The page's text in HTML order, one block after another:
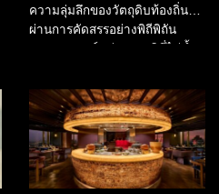
ความลุ่มลึกของวัตถุดิบท้องถิ่นที่
ผ่านการคัดสรรอย่างพิถีพิถัน
กรุงเทพมหานคร สำหรับไฟน์ได
นิ่งเลิฟเวอร์ที่กำลังมองหา
ประสบการณ์อาหารไทยที่ก้าว
ข้ามขีดจำกัดเดิมๆ ห้ามพลาด
ความร่วมมือครั้งสำคัญใน
กิจกรรม Tastes of Thailand